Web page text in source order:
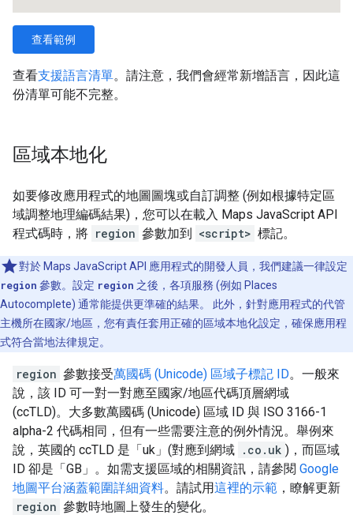
查看範例
查看支援語言清單。請注意，我們會經常新增語言，因此這
份清單可能不完整。
區域本地化
如要修改應用程式的地圖圖塊或自訂調整 (例如根據特定區
域調整地理編碼結果)，您可以在載入 Maps JavaScript API
程式碼時，將 region 參數加到 <script> 標記。
對於 Maps JavaScript API 應用程式的開發人員，我們建議一律設定
region 參數。設定 region 之後，各項服務 (例如 Places
Autocomplete) 通常能提供更準確的結果。 此外，針對應用程式的代管
主機所在國家/地區，您有責任套用正確的區域本地化設定，確保應用程
式符合當地法律規定。
region 參數接受萬國碼 (Unicode) 區域子標記 ID。一般來
說，該 ID 可一對一對應至國家/地區代碼頂層網域
(ccTLD)。大多數萬國碼 (Unicode) 區域 ID 與 ISO 3166-1
alpha-2 代碼相同，但有一些需要注意的例外情況。舉例來
說，英國的 ccTLD 是「uk」(對應到網域 .co.uk )，而區域
ID 卻是「GB」。如需支援區域的相關資訊，請參閱 Google
地圖平台涵蓋範圍詳細資料。請試用這裡的示範 ，瞭解更新
region 參數時地圖上發生的變化。